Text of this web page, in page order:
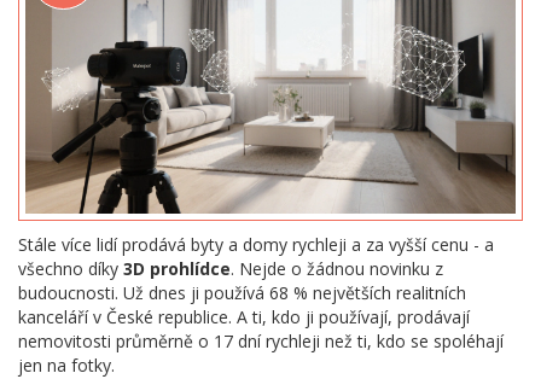
Stále více lidí prodává byty a domy rychleji a za vyšší cenu - a
všechno díky 3D prohlídce. Nejde o žádnou novinku z
budoucnosti. Už dnes ji používá 68 % největších realitních
kanceláří v České republice. A ti, kdo ji používají, prodávají
nemovitosti průměrně o 17 dní rychleji než ti, kdo se spoléhají
jen na fotky.